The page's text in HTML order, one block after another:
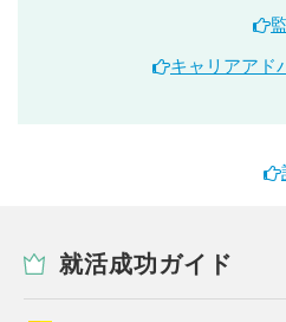
キャリアアド
就活成功ガイド